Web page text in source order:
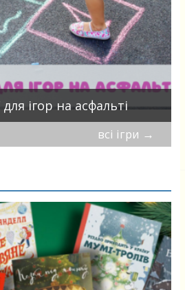
для ігор на асфальті
всі ігри →